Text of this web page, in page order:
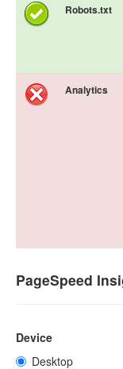
Robots.txt
Analytics
PageSpeed
Device
Desktop